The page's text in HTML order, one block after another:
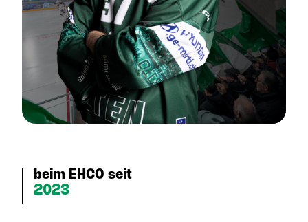
beim EHCO seit
2023